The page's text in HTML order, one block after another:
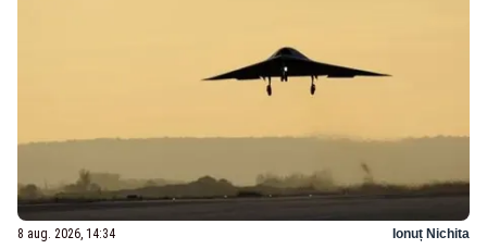
8 aug. 2026, 14:34 Ionuț Nichita